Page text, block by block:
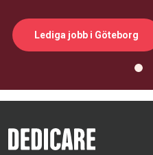
Lediga jobb i Göteborg